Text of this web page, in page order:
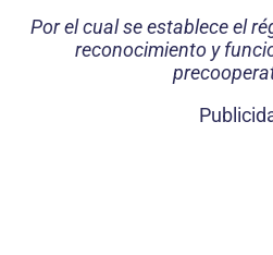
Por el cual se establece el
reconocimiento y